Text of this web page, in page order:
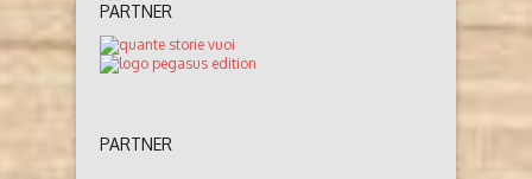
PARTNER
PARTNER